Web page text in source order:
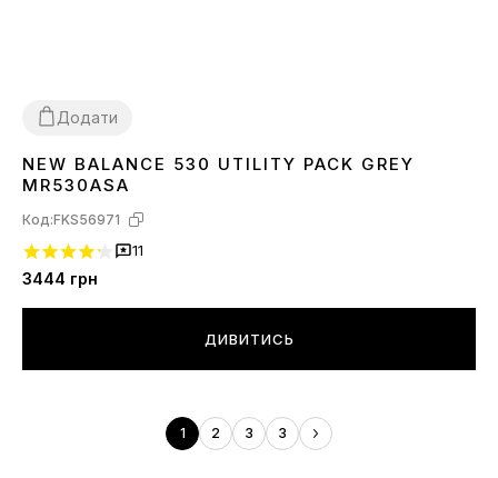
Додати
3640 41424445
NEW BALANCE 530 UTILITY PACK GREY
MR530ASA
Код:FKS56971
11
3444 грн
ДИВИТИСЬ
1 2 3 3